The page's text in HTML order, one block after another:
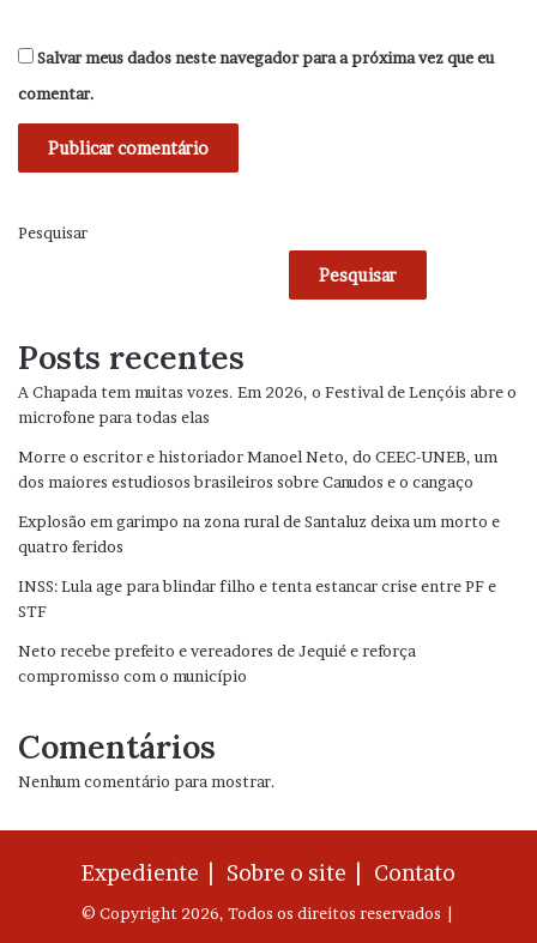
Salvar meus dados neste navegador para a próxima vez que eu
comentar.
Pesquisar
Pesquisar
Posts recentes
A Chapada tem muitas vozes. Em 2026, o Festival de Lençóis abre o
microfone para todas elas
Morre o escritor e historiador Manoel Neto, do CEEC-UNEB, um
dos maiores estudiosos brasileiros sobre Canudos e o cangaço
Explosão em garimpo na zona rural de Santaluz deixa um morto e
quatro feridos
INSS: Lula age para blindar filho e tenta estancar crise entre PF e
STF
Neto recebe prefeito e vereadores de Jequié e reforça
compromisso com o município
Comentários
Nenhum comentário para mostrar.
Expediente | Sobre o site | Contato
© Copyright 2026, Todos os direitos reservados |